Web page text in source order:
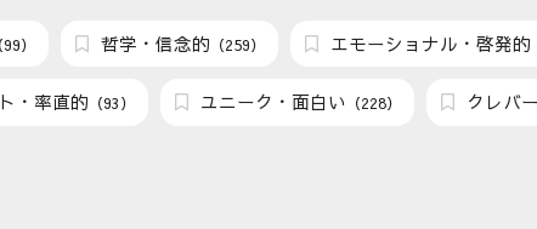
（99） 哲学・信念的 （259） エモーショナル・啓発的
・率直的 （93） ユニーク・面白い （228） クレバ